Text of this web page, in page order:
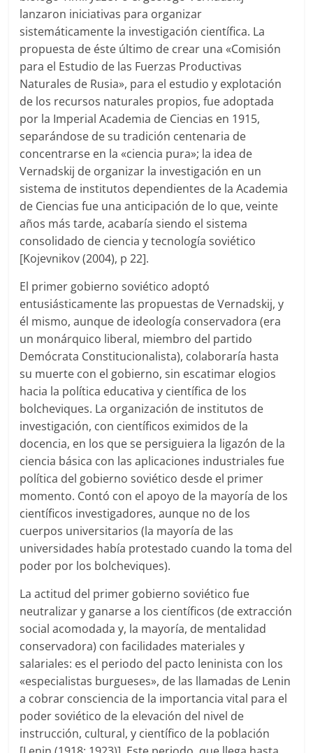
lanzaron iniciativas para organizar
sistemáticamente la investigación científica. La
propuesta de éste último de crear una «Comisión
para el Estudio de las Fuerzas Productivas
Naturales de Rusia», para el estudio y explotación
de los recursos naturales propios, fue adoptada
por la Imperial Academia de Ciencias en 1915,
separándose de su tradición centenaria de
concentrarse en la «ciencia pura»; la idea de
Vernadskij de organizar la investigación en un
sistema de institutos dependientes de la Academia
de Ciencias fue una anticipación de lo que, veinte
años más tarde, acabaría siendo el sistema
consolidado de ciencia y tecnología soviético
[Kojevnikov (2004), p 22].
El primer gobierno soviético adoptó
entusiásticamente las propuestas de Vernadskij, y
él mismo, aunque de ideología conservadora (era
un monárquico liberal, miembro del partido
Demócrata Constitucionalista), colaboraría hasta
su muerte con el gobierno, sin escatimar elogios
hacia la política educativa y científica de los
bolcheviques. La organización de institutos de
investigación, con científicos eximidos de la
docencia, en los que se persiguiera la ligazón de la
ciencia básica con las aplicaciones industriales fue
política del gobierno soviético desde el primer
momento. Contó con el apoyo de la mayoría de los
científicos investigadores, aunque no de los
cuerpos universitarios (la mayoría de las
universidades había protestado cuando la toma del
poder por los bolcheviques).
La actitud del primer gobierno soviético fue
neutralizar y ganarse a los científicos (de extracción
social acomodada y, la mayoría, de mentalidad
conservadora) con facilidades materiales y
salariales: es el periodo del pacto leninista con los
«especialistas burgueses», de las llamadas de Lenin
a cobrar consciencia de la importancia vital para el
poder soviético de la elevación del nivel de
instrucción, cultural, y científico de la población